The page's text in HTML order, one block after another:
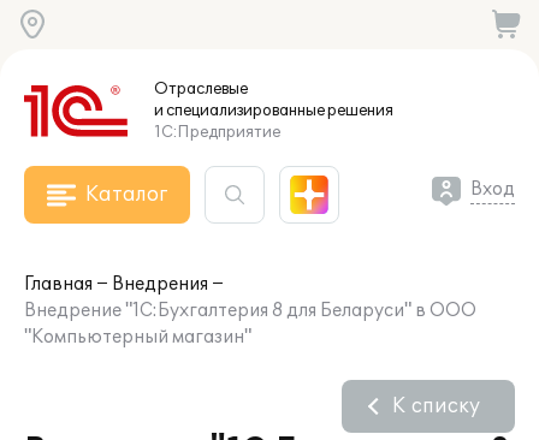
Отраслевые
и специализированныерешения
1С:Предприятие
Каталог Вход
Главная
Внедрения
Внедрение "1С:Бухгалтерия 8 для Беларуси" в ООО
"Компьютерный магазин"
К списку